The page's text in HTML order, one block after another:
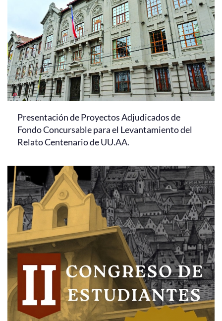
Presentación de Proyectos Adjudicados de
Fondo Concursable para el Levantamiento del
Relato Centenario de UU.AA.